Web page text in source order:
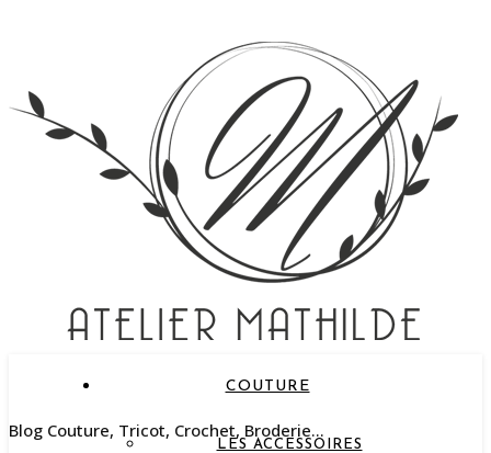
Blog Couture, Tricot, Crochet, Broderie…
COUTURE
LES ACCESSOIRES